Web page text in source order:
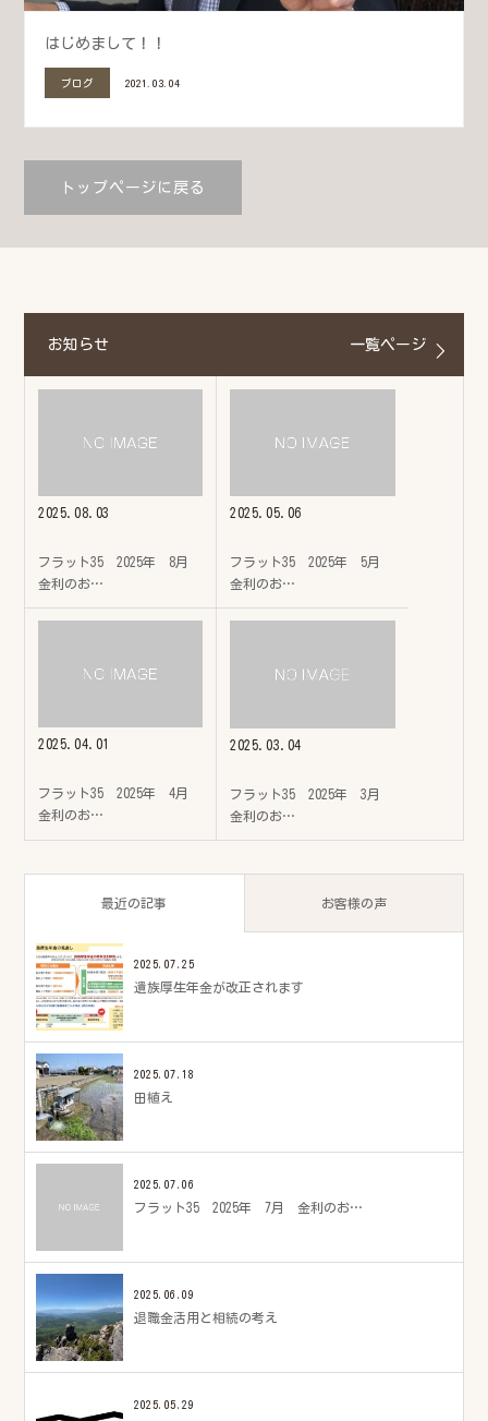
はじめまして！！
ブログ 2021.03.04
トップページに戻る
お知らせ 一覧ページ
2025.08.03
フラット35 2025年 8月
金利のお…
2025.05.06
フラット35 2025年 5月
金利のお…
2025.04.01
フラット35 2025年 4月
金利のお…
2025.03.04
フラット35 2025年 3月
金利のお…
最近の記事 お客様の声
2025.07.25
遺族厚生年金が改正されます
2025.07.18
田植え
2025.07.06
フラット35 2025年 7月 金利のお…
2025.06.09
退職金活用と相続の考え
2025.05.29